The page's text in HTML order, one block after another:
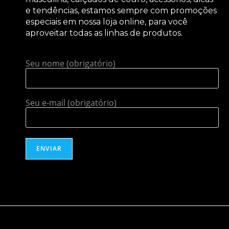
e tendências, estamos sempre com promoções
especiais em nossa loja online, para você
aproveitar todas as linhas de produtos.
Seu nome (obrigatório)
Seu e-mail (obrigatório)